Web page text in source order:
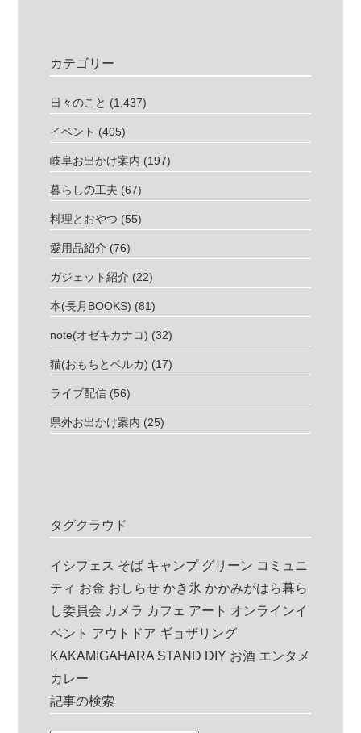
カテゴリー
日々のこと (1,437)
イベント (405)
岐阜お出かけ案内 (197)
暮らしの工夫 (67)
料理とおやつ (55)
愛用品紹介 (76)
ガジェット紹介 (22)
本(長月BOOKS) (81)
note(オゼキカナコ) (32)
猫(おもちとベルカ) (17)
ライブ配信 (56)
県外お出かけ案内 (25)
タグクラウド
イシフェス そば キャンプ グリーン コミュニ
ティ お金 おしらせ かき氷 かかみがはら暮ら
し委員会 カメラ カフェ アート オンラインイ
ベント アウトドア ギョザリング
KAKAMIGAHARA STAND DIY お酒 エンタメ
カレー
記事の検索